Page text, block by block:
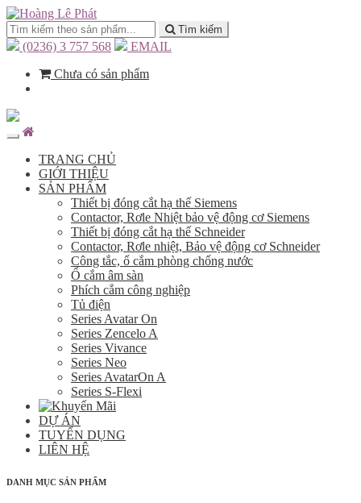
Tìm kiếm
(0236) 3 757 568
EMAIL
Chưa có sản phẩm
TRANG CHỦ
GIỚI THIỆU
SẢN PHẨM
Thiết bị đóng cắt hạ thế Siemens
Contactor, Rơle Nhiệt bảo vệ động cơ Siemens
Thiết bị đóng cắt hạ thế Schneider
Contactor, Rơle nhiệt, Bảo vệ động cơ Schneider
Công tắc, ổ cắm phòng chống nước
Ổ cắm âm sàn
Phích cắm công nghiệp
Tủ điện
Series Avatar On
Series Zencelo A
Series Vivance
Series Neo
Series AvatarOn A
Series S-Flexi
DỰ ÁN
TUYỂN DỤNG
LIÊN HỆ
DANH MỤC SẢN PHẨM